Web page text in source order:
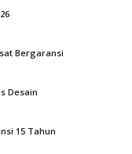
Bergaransi
Desain
15 Tahun